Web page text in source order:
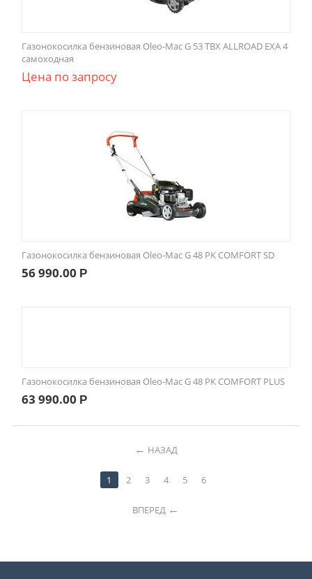
Газонокосилка бензиновая Oleo-Mac G 53 TBX ALLROAD EXA 4
самоходная
Цена по запросу
Газонокосилка бензиновая Oleo-Mac G 48 PK COMFORT SD
56 990.00 Р
Газонокосилка бензиновая Oleo-Mac G 48 PK COMFORT PLUS
63 990.00 Р
НАЗАД
1 2 3 4 5 6
ВПЕРЕД